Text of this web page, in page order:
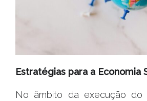
Estratégias para a Economia
No âmbito da execução do